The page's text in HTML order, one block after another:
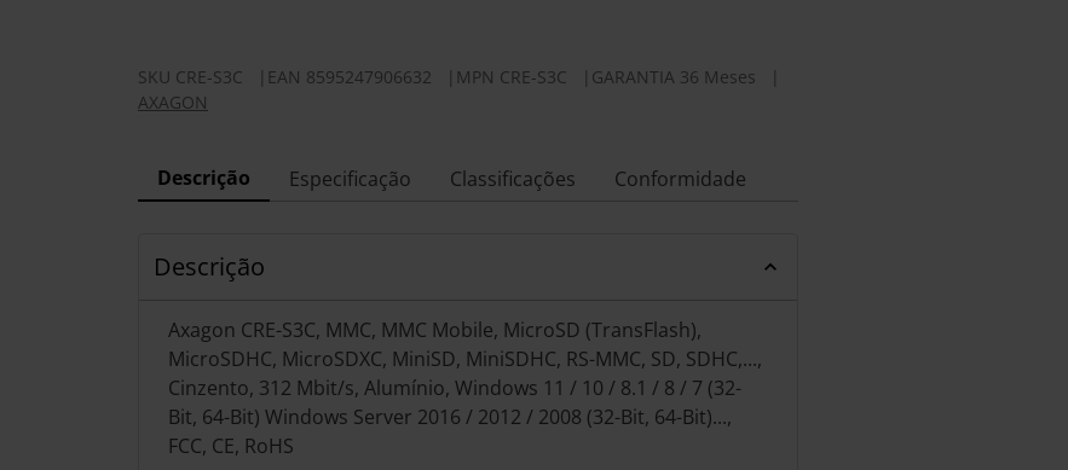
SKU CRE-S3C EAN 8595247906632 MPN CRE-S3C GARANTIA 36 Meses
AXAGON
Descrição Especificação Classificações Conformidade
Descrição
Axagon CRE-S3C, MMC, MMC Mobile, MicroSD (TransFlash),
MicroSDHC, MicroSDXC, MiniSD, MiniSDHC, RS-MMC, SD, SDHC,...,
Cinzento, 312 Mbit/s, Alumínio, Windows 11 / 10 / 8.1 / 8 / 7 (32-
Bit, 64-Bit) Windows Server 2016 / 2012 / 2008 (32-Bit, 64-Bit)...,
FCC, CE, RoHS